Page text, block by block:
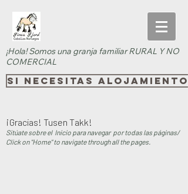
¡Hola! Somos una granja familiar RURAL Y NO
COMERCIAL
SI necesitas
¡Gracias! Tusen Takk!
Sitúate sobre el Inicio para navegar por todas las páginas/
Click on "Home" to navigate through all the pages.